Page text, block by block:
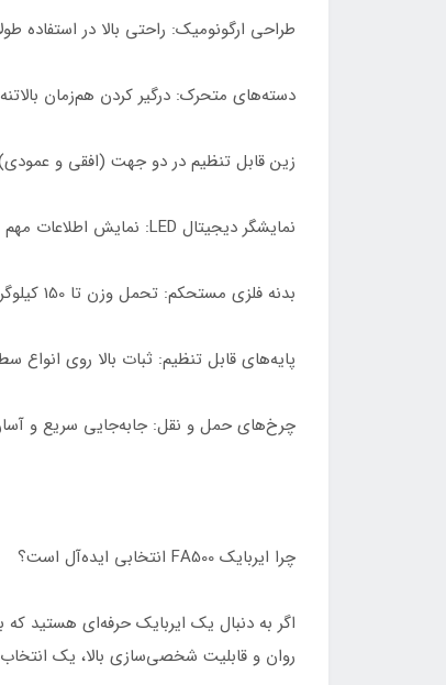
طراحی ارگونومیک: راحتی بالا در استفاده
دسته‌های متحرک: درگیر کردن هم‌زمان
زین قابل تنظیم در دو جهت (افقی و
نمایشگر دیجیتال LED: نمایش اطلاعات مهم مانند زمان، مسافت، سرعت، کالری و ضربان قلب.
بدنه فلزی مستحکم: تحمل وزن تا 150 کیلوگرم و مناسب برای باشگاه‌ها و استفاده حرفه‌ای.
پایه‌های قابل تنظیم: ثبات بالا روی
چرخ‌های حمل و نقل: جابه‌جایی سریع و
چرا ایربایک FA500 انتخابی ایده‌آل است؟
روان و قابلیت شخصی‌سازی بالا، یک